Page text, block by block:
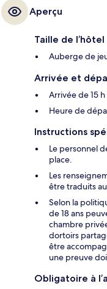
Aperçu
Taille de l’hôtel
Auberge de
Arrivée et
Arrivée de 15
Heure de
Instructions
Le personnel
place.
Les
être traduits
Selon la
de 18 ans
chambre
dortoirs
être
une preuve
Obligatoire à